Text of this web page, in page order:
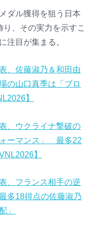
ダル獲得を狙う日本
、その実力を示すこ
注目が集まる。
、佐藤淑乃＆和田由
の山口真季は「ブロ
】
、ウクライナ撃破の
ーマンス」 最多22
】
、フランス相手の逆
多18得点の佐藤淑乃
」